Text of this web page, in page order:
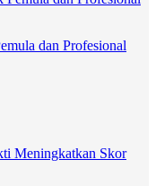
dan Profesional